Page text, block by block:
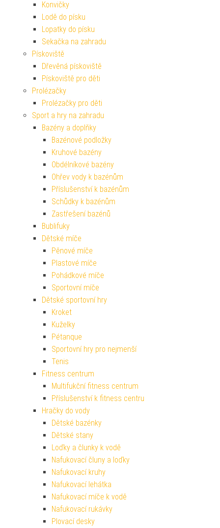
Konvičky
Lodě do písku
Lopatky do písku
Sekačka na zahradu
Pískoviště
Dřevěná pískoviště
Pískoviště pro děti
Prolézačky
Prolézačky pro děti
Sport a hry na zahradu
Bazény a doplňky
Bazénové podložky
Kruhové bazény
Obdélníkové bazény
Ohřev vody k bazénům
Příslušenství k bazénům
Schůdky k bazénům
Zastřešení bazénů
Bublifuky
Dětské míče
Pěnové míče
Plastové míče
Pohádkové míče
Sportovní míče
Dětské sportovní hry
Kroket
Kuželky
Pétanque
Sportovní hry pro nejmenší
Tenis
Fitness centrum
Multifukční fitness centrum
Příslušenství k fitness centru
Hračky do vody
Dětské bazénky
Dětské stany
Loďky a člunky k vodě
Nafukovací čluny a loďky
Nafukovací kruhy
Nafukovací lehátka
Nafukovací míče k vodě
Nafukovací rukávky
Plovací desky